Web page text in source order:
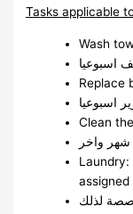
Tasks applicable
Wash
اسبوعيا
Replace
اسبوعيا
Clean
شهر واخر
assigned
لذلك